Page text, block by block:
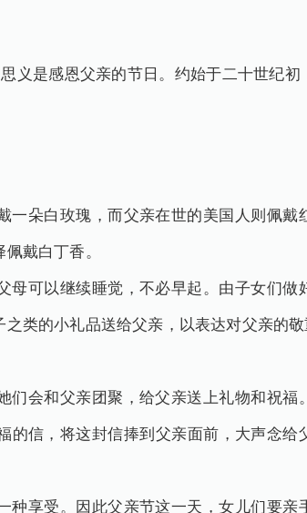
义是感恩父亲的节日。约始于二十世纪
一朵白玫瑰，而父亲在世的美国人则佩戴
戴白丁香。
可以继续睡觉，不必早起。由子女们做
类的小礼品送给父亲，以表达对父亲的敬
们会和父亲团聚，给父亲送上礼物和祝福
的信，将这封信捧到父亲面前，大声念给
种享受。因此父亲节这一天，女儿们要亲